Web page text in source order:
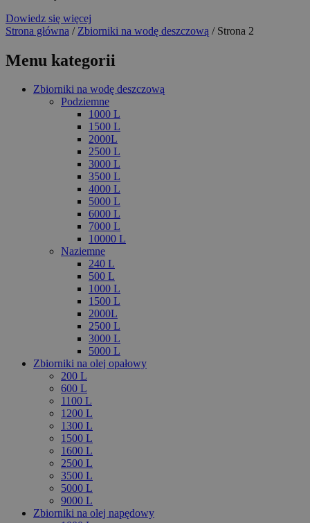
Dowiedz się więcej
Strona główna / Zbiorniki na wodę deszczową / Strona 2
Menu kategorii
Zbiorniki na wodę deszczową
Podziemne
1000 L
1500 L
2000L
2500 L
3000 L
3500 L
4000 L
5000 L
6000 L
7000 L
10000 L
Naziemne
240 L
500 L
1000 L
1500 L
2000L
2500 L
3000 L
5000 L
Zbiorniki na olej opałowy
200 L
600 L
1100 L
1200 L
1300 L
1500 L
1600 L
2500 L
3500 L
5000 L
9000 L
Zbiorniki na olej napędowy